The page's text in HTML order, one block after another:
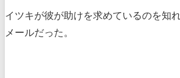
イツキが彼が助けを求めているのを知
メールだった。